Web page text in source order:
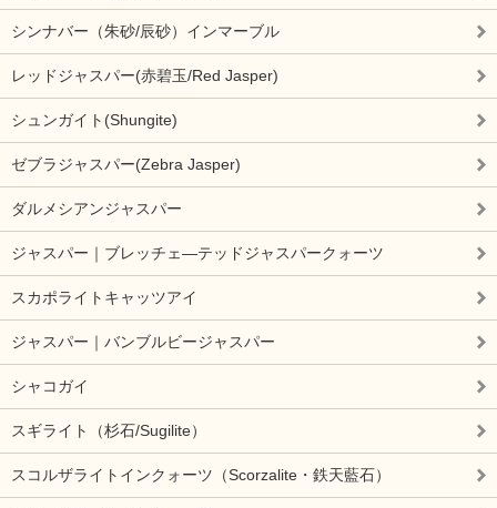
シンナバー（朱砂/辰砂）インマーブル
レッドジャスパー(赤碧玉/Red Jasper)
シュンガイト(Shungite)
ゼブラジャスパー(Zebra Jasper)
ダルメシアンジャスパー
ジャスパー｜ブレッチェ―テッドジャスパークォーツ
スカポライトキャッツアイ
ジャスパー｜バンブルビージャスパー
シャコガイ
スギライト（杉石/Sugilite）
スコルザライトインクォーツ（Scorzalite・鉄天藍石）